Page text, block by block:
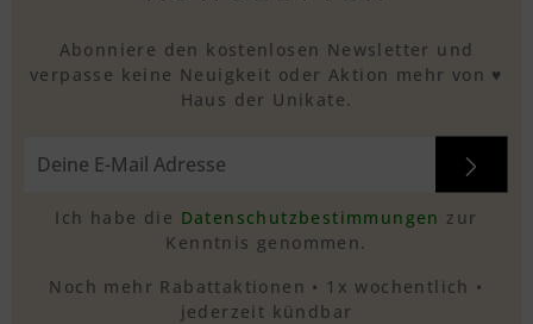
Abonniere den kostenlosen Newsletter und
verpasse keine Neuigkeit oder Aktion mehr von ♥
Haus der Unikate.
Ich habe die Datenschutzbestimmungen zur
Kenntnis genommen.
Noch mehr Rabattaktionen • 1x wochentlich •
jederzeit kündbar